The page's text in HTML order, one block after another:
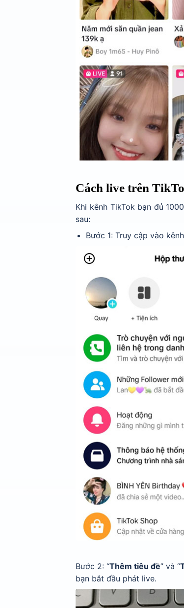
Cách live trên
Khi kênh TikTok bạn đủ
sau:
Bước 1: Truy cập vào
Bước 2: “Thêm tiêu đề” và “
bạn bắt đầu phát live.